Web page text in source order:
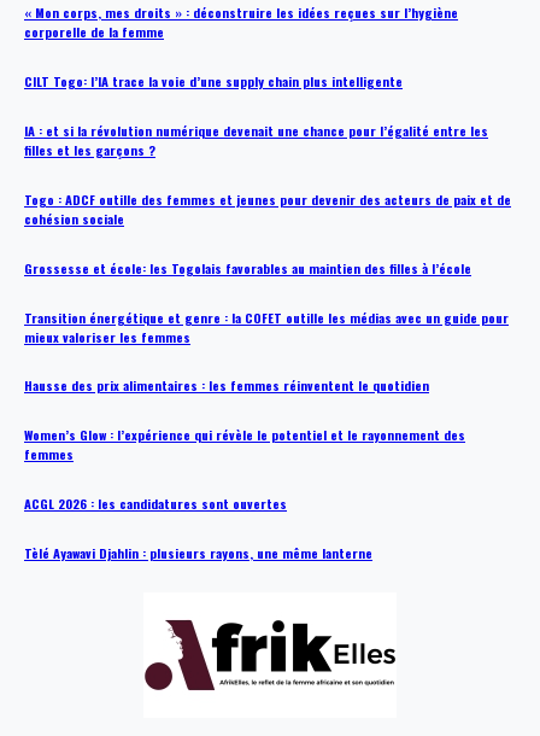
« Mon corps, mes droits » : déconstruire les idées reçues sur l’hygiène
corporelle de la femme
CILT Togo: l’IA trace la voie d’une supply chain plus intelligente
IA : et si la révolution numérique devenait une chance pour l’égalité entre les
filles et les garçons ?
Togo : ADCF outille des femmes et jeunes pour devenir des acteurs de paix et de
cohésion sociale
Grossesse et école: les Togolais favorables au maintien des filles à l’école
Transition énergétique et genre : la COFET outille les médias avec un guide pour
mieux valoriser les femmes
Hausse des prix alimentaires : les femmes réinventent le quotidien
Women’s Glow : l’expérience qui révèle le potentiel et le rayonnement des
femmes
ACGL 2026 : les candidatures sont ouvertes
Tèlé Ayawavi Djahlin : plusieurs rayons, une même lanterne